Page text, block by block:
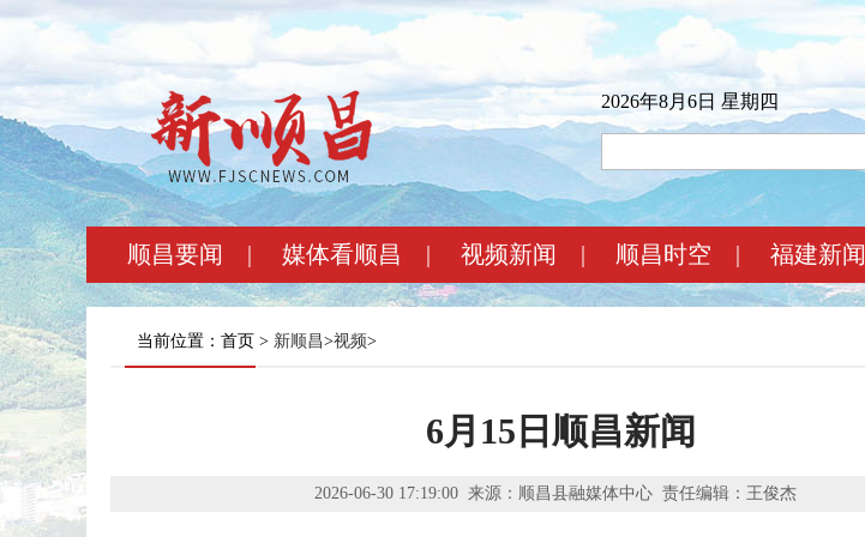
2026年8月6日 星期四
顺昌要闻 | 媒体看顺昌 | 视频新闻 | 顺昌时空 | 福建新闻
当前位置：首页 > 新顺昌>视频>
6月15日顺昌新闻
2026-06-30 17:19:00 来源：顺昌县融媒体中心 责任编辑：王俊杰